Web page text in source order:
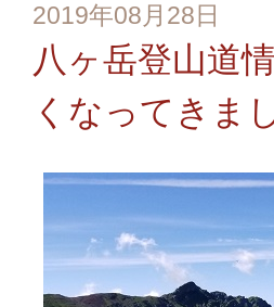
2019年08月28日
八ヶ岳登山道
くなってきま